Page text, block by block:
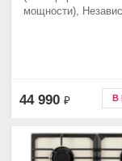
мощности),
44 990 ₽ В